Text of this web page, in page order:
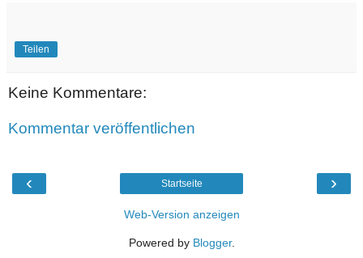
Teilen
Keine Kommentare:
Kommentar veröffentlichen
‹ ›
Startseite
Web-Version anzeigen
Powered by Blogger.